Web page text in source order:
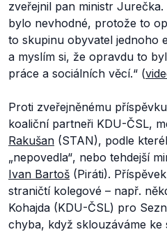
zveřejnil pan ministr
bylo nevhodné, protože to
to skupinu obyvatel jednoho
a myslím si, že opravdu to
práce a sociálních věcí.“ (
Proti zveřejněnému
koaliční partneři KDU-ČSL,
Rakušan (STAN), podle
„nepovedla“, nebo tehdejší
Ivan Bartoš (Piráti).
straničtí kolegové –⁠⁠⁠⁠⁠⁠ např.
Kohajda (KDU-ČSL) pro
chyba, když sklouzáváme